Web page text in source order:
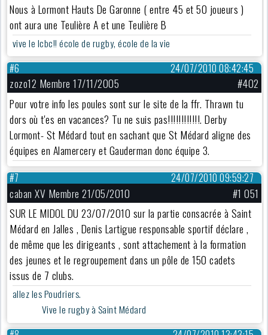
Nous à Lormont Hauts De Garonne ( entre 45 et 50 joueurs )
ont aura une Teulière A et une Teulière B
vive le lcbc!! école de rugby, école de la vie
24/07/2010 08:42:45
#6
zozo12 Membre 17/11/2005
#402
Pour votre info les poules sont sur le site de la ffr. Thrawn tu
dors où t'es en vacances? Tu ne suis pas!!!!!!!!!!!!. Derby
Lormont- St Médard tout en sachant que St Médard aligne des
équipes en Alamercery et Gauderman donc équipe 3.
24/07/2010 09:59:27
#7
caban XV Membre 21/05/2010
#1 051
SUR LE MIDOL DU 23/07/2010 sur la partie consacrée à Saint
Médard en Jalles , Denis Lartigue responsable sportif déclare ,
de même que les dirigeants , sont attachement à la formation
des jeunes et le regroupement dans un pôle de 150 cadets
issus de 7 clubs.
allez les Poudriers.
Vive le rugby à Saint Médard